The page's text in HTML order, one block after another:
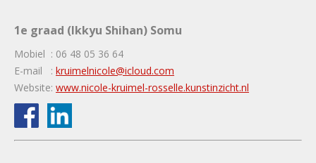
1e graad (Ikkyu Shihan) Somu
Mobiel : 06 48 05 36 64
E-mail : kruimelnicole@icloud.com
Website: www.nicole-kruimel-rosselle.kunstinzicht.nl